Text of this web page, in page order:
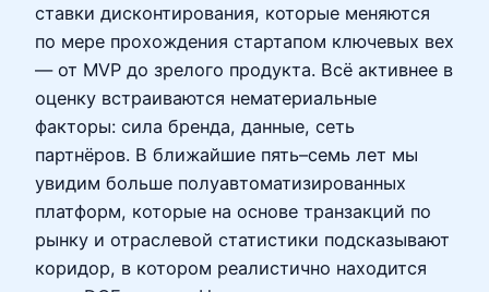
ставки дисконтирования, которые меняются
по мере прохождения стартапом ключевых вех
— от MVP до зрелого продукта. Всё активнее в
оценку встраиваются нематериальные
факторы: сила бренда, данные, сеть
партнёров. В ближайшие пять–семь лет мы
увидим больше полуавтоматизированных
платформ, которые на основе транзакций по
рынку и отраслевой статистики подсказывают
коридор, в котором реалистично находится